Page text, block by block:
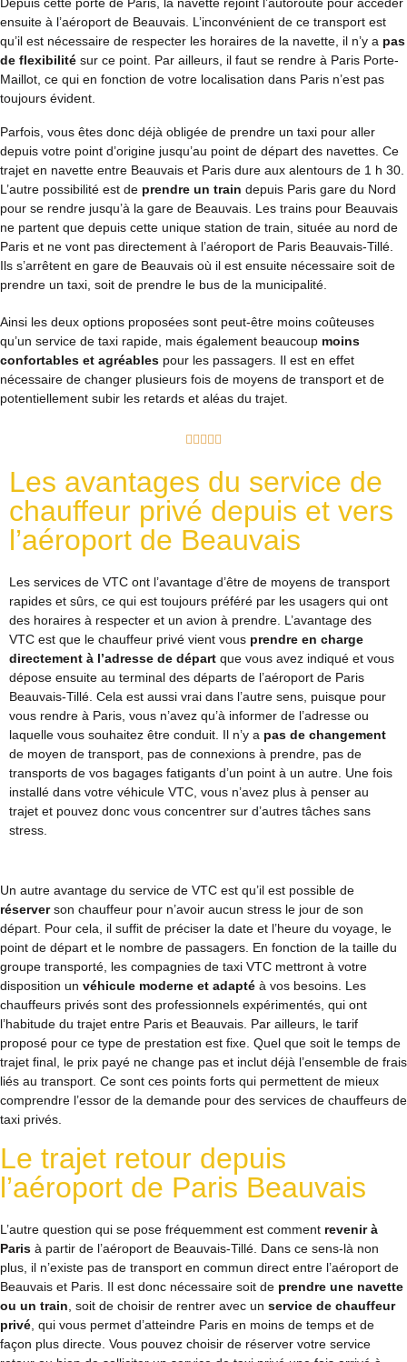
ensuite à l’aéroport de Beauvais. L’inconvénient de ce transport est
qu’il est nécessaire de respecter les horaires de la navette, il n’y a pas
de flexibilité sur ce point. Par ailleurs, il faut se rendre à Paris Porte-
Maillot, ce qui en fonction de votre localisation dans Paris n’est pas
toujours évident.
Parfois, vous êtes donc déjà obligée de prendre un taxi pour aller
depuis votre point d’origine jusqu’au point de départ des navettes. Ce
trajet en navette entre Beauvais et Paris dure aux alentours de 1 h 30.
L’autre possibilité est de prendre un train depuis Paris gare du Nord
pour se rendre jusqu’à la gare de Beauvais. Les trains pour Beauvais
ne partent que depuis cette unique station de train, située au nord de
Paris et ne vont pas directement à l’aéroport de Paris Beauvais-Tillé.
Ils s’arrêtent en gare de Beauvais où il est ensuite nécessaire soit de
prendre un taxi, soit de prendre le bus de la municipalité.
Ainsi les deux options proposées sont peut-être moins coûteuses
qu’un service de taxi rapide, mais également beaucoup moins
confortables et agréables pour les passagers. Il est en effet
nécessaire de changer plusieurs fois de moyens de transport et de
potentiellement subir les retards et aléas du trajet.
    
Les avantages du service de
chauffeur privé depuis et vers
l’aéroport de Beauvais
Les services de VTC ont l’avantage d’être de moyens de transport
rapides et sûrs, ce qui est toujours préféré par les usagers qui ont
des horaires à respecter et un avion à prendre. L’avantage des
VTC est que le chauffeur privé vient vous prendre en charge
directement à l’adresse de départ que vous avez indiqué et vous
dépose ensuite au terminal des départs de l’aéroport de Paris
Beauvais-Tillé. Cela est aussi vrai dans l’autre sens, puisque pour
vous rendre à Paris, vous n’avez qu’à informer de l’adresse ou
laquelle vous souhaitez être conduit. Il n’y a pas de changement
de moyen de transport, pas de connexions à prendre, pas de
transports de vos bagages fatigants d’un point à un autre. Une fois
installé dans votre véhicule VTC, vous n’avez plus à penser au
trajet et pouvez donc vous concentrer sur d’autres tâches sans
stress.
Un autre avantage du service de VTC est qu’il est possible de
réserverson chauffeur pour n’avoir aucun stress le jour de son
départ. Pour cela, il suffit de préciser la date et l’heure du voyage, le
point de départ et le nombre de passagers. En fonction de la taille du
groupe transporté, les compagnies de taxi VTC mettront à votre
disposition un véhicule moderne et adapté à vos besoins. Les
chauffeurs privés sont des professionnels expérimentés, qui ont
l’habitude du trajet entre Paris et Beauvais. Par ailleurs, le tarif
proposé pour ce type de prestation est fixe. Quel que soit le temps de
trajet final, le prix payé ne change pas et inclut déjà l’ensemble de frais
liés au transport. Ce sont ces points forts qui permettent de mieux
comprendre l’essor de la demande pour des services de chauffeurs de
taxi privés.
Le trajet retour depuis
l’aéroport de Paris Beauvais
L’autre question qui se pose fréquemment est comment revenir à
Paris à partir de l’aéroport de Beauvais-Tillé. Dans ce sens-là non
plus, il n’existe pas de transport en commun direct entre l’aéroport de
Beauvais et Paris. Il est donc nécessaire soit de prendre une navette
ou un train , soit de choisir de rentrer avec un service de chauffeur
privé , qui vous permet d’atteindre Paris en moins de temps et de
façon plus directe. Vous pouvez choisir de réserver votre service